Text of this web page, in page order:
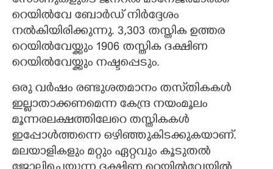
റെയിൽവേ ബോർഡ് നിർദ്ദേശം
നൽകിയിരിക്കുന്നു. 3,303 തസ്തിക ഉത്തര
റെയിൽവേയ്ക്കും 1906 തസ്തിക ദക്ഷിണ
റെയിൽവേയ്ക്കും നഷ്ടപ്പെടും.
ഒരു വർഷം രണ്ടുശതമാനം തസ്‌തികകൾ
ഇല്ലാതാക്കണമെന്ന കേന്ദ്ര നയംമൂലം
മൂന്നരലക്ഷത്തിലേറെ തസ്തികകൾ
ഇപ്പോൾത്തന്നെ ഒഴിഞ്ഞുകിടക്കുകയാണ്.
മലയാളികളും മറ്റും ഏറ്റവും കൂടുതൽ